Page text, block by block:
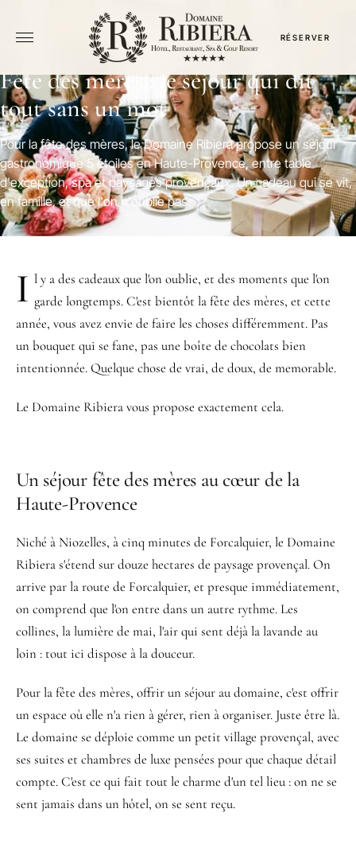
RÉSERVER
INSPIRATIONS · 29 MAI 2026 · 3 MIN
Fête des mères : le séjour qui dit
tout sans un mot
Pour la fête des mères, le Domaine Ribiera propose un séjour
gastronomique 5 étoiles en Haute-Provence, entre table
d'exception, spa et paysages provençaux. Un cadeau qui se vit,
en famille, et que l'on n'oublie pas.
I l y a des cadeaux que l'on oublie, et des moments que l'on
garde longtemps. C'est bientôt la fête des mères, et cette
année, vous avez envie de faire les choses différemment. Pas
un bouquet qui se fane, pas une boîte de chocolats bien
intentionnée. Quelque chose de vrai, de doux, de memorable.
Le Domaine Ribiera vous propose exactement cela.
Un séjour fête des mères au cœur de la
Haute-Provence
Niché à Niozelles, à cinq minutes de Forcalquier, le Domaine
Ribiera s'étend sur douze hectares de paysage provençal. On
arrive par la route de Forcalquier, et presque immédiatement,
on comprend que l'on entre dans un autre rythme. Les
collines, la lumière de mai, l'air qui sent déjà la lavande au
loin : tout ici dispose à la douceur.
Pour la fête des mères, offrir un séjour au domaine, c'est offrir
un espace où elle n'a rien à gérer, rien à organiser. Juste être là.
Le domaine se déploie comme un petit village provençal, avec
ses suites et chambres de luxe pensées pour que chaque détail
compte. C'est ce qui fait tout le charme d'un tel lieu : on ne se
sent jamais dans un hôtel, on se sent reçu.